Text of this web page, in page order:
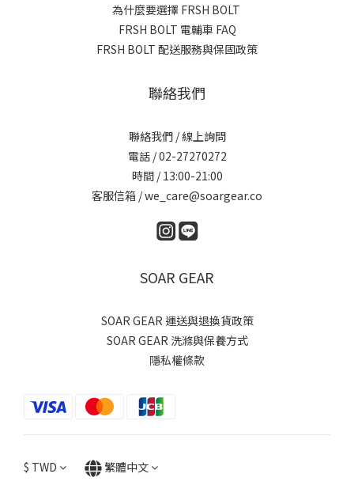
為什麼要選擇 FRSH BOLT
FRSH BOLT 電輔車 FAQ
FRSH BOLT 配送服務與保固政策
聯絡我們
聯絡我們 / 線上詢問
電話 / 02-27270272
時間 / 13:00-21:00
客服信箱 / we_care@soargear.co
SOAR GEAR
SOAR GEAR 運送與退換貨政策
SOAR GEAR 洗滌與保養方式
隱私權條款
$ TWD 繁體中文